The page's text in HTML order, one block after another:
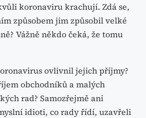
koronaviru krachují. Zdá se,
způsobem jim způsobil velké
Vážně někdo čeká, že tomu
ovlivnil jejich příjmy?
obchodníků a malých
rad? Samozřejmě ani
idioti, co rady řídí, uzavřeli